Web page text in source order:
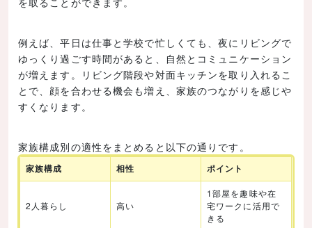
例えば、平日は仕事と学校で忙しくても、夜にリビングで
ゆっくり過ごす時間があると、自然とコミュニケーション
が増えます。リビング階段や対面キッチンを取り入れるこ
とで、顔を合わせる機会も増え、家族のつながりを感じや
すくなります。
家族構成別の適性をまとめると以下の通りです。
家族構成 相性 ポイント
2人暮らし 高い
1部屋を趣味や在
宅ワークに活用で
きる